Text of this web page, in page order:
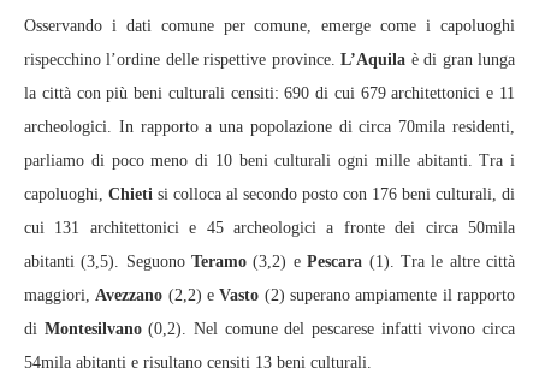
Osservando i dati comune per comune, emerge come i capoluoghi
rispecchino l’ordine delle rispettive province.L’Aquila è di gran lunga
la città con più beni culturali censiti: 690 di cui 679 architettonici e 11
archeologici. In rapporto a una popolazione di circa 70mila residenti,
parliamo di poco meno di 10 beni culturali ogni mille abitanti. Tra i
capoluoghi, Chieti si colloca al secondo posto con 176 beni culturali, di
cui 131 architettonici e 45 archeologici a fronte dei circa 50mila
abitanti (3,5). SeguonoTeramo (3,2) ePescara (1). Tra le altre città
maggiori,Avezzano (2,2) eVasto (2) superano ampiamente il rapporto
di Montesilvano(0,2). Nel comune del pescarese infatti vivono circa
54mila abitanti e risultano censiti 13 beni culturali.